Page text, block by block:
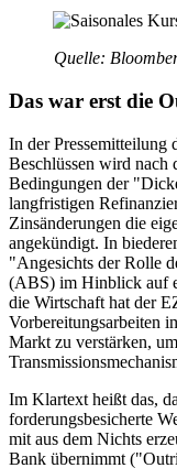
Quelle:
Das war erst die
In der Pressemitteilung
Beschlüssen wird nach
Bedingungen der
langfristigen
Zinsänderungen die
angekündigt. In
"Angesichts der Rolle
(ABS) im Hinblick auf
die Wirtschaft hat der
Vorbereitungsarbeiten
Markt zu verstärken,
Im Klartext heißt das,
forderungsbesicherte
mit aus dem Nichts
Bank übernimmt